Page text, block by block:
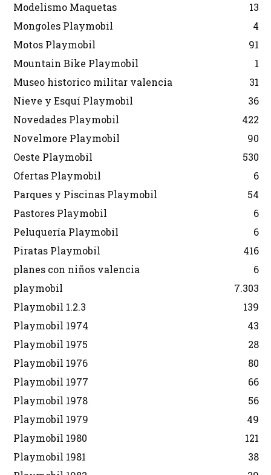
Modelismo Maquetas
13
Mongoles Playmobil
4
Motos Playmobil
91
Mountain Bike Playmobil
1
Museo historico militar valencia
31
Nieve y Esquí Playmobil
36
Novedades Playmobil
422
Novelmore Playmobil
90
Oeste Playmobil
530
Ofertas Playmobil
6
Parques y Piscinas Playmobil
54
Pastores Playmobil
6
Peluquería Playmobil
6
Piratas Playmobil
416
planes con niños valencia
6
playmobil
7.303
Playmobil 1.2.3
139
Playmobil 1974
43
Playmobil 1975
28
Playmobil 1976
80
Playmobil 1977
66
Playmobil 1978
56
Playmobil 1979
49
Playmobil 1980
121
Playmobil 1981
38